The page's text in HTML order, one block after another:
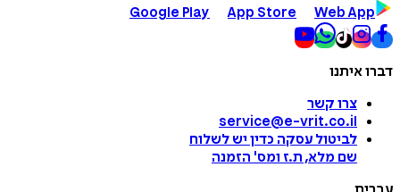
Google Play
App Store Web App
דברו איתנו
צרו קשר
service@e-vrit.co.il
לביטול עסקה כדין יש לשלוח
שם מלא, ת.ז ומס' הזמנה